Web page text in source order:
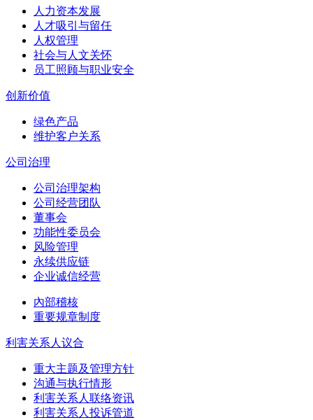
人力资本发展
人才吸引与留任
人权管理
社会与人文关怀
员工照顾与职业安全
创新价值
绿色产品
维护客户关系
公司治理
公司治理架构
公司经营团队
董事会
功能性委员会
风险管理
永续供应链
企业诚信经营
內部稽核
重要规章制度
利害关系人议合
重大主题及管理方针
沟通与执行情形
利害关系人联络资讯
利害关系人投诉管道